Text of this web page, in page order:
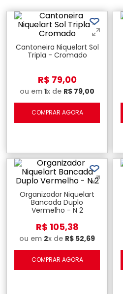
Cantoneira Niquelart Sol
Tripla - Cromado
R$ 79,00
ou em 1x de R$ 79,00
COMPRAR AGORA
Organizador Niquelart
Bancada Duplo
Vermelho - N 2
R$ 105,38
ou em 2x de R$ 52,69
COMPRAR AGORA